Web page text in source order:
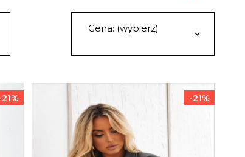
Cena: (wybierz)
-21%